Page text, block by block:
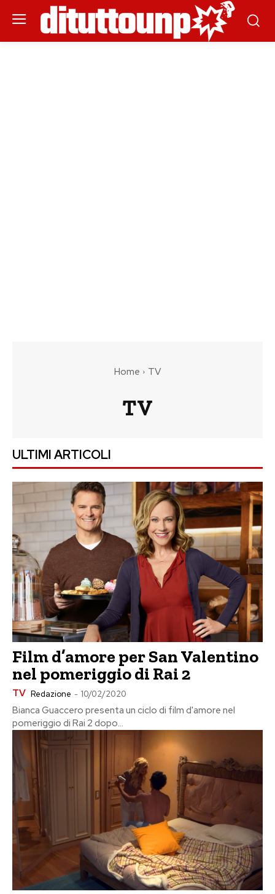
Home TV
TV
ULTIMI ARTICOLI
Film d’amore per San Valentino
nel pomeriggio di Rai 2
TV Redazione - 10/02/2020
Bianca Guaccero presenta un ciclo di film d'amore nel
pomeriggio di Rai 2 dopo...